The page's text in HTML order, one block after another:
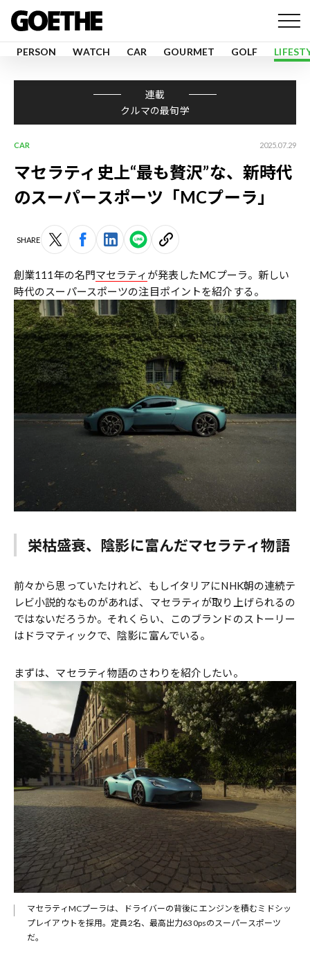
PERSON WATCH CAR GOURMET GOLF
連載
クルマの最旬学
CAR 2025.07.29
マセラティ史上“最も贅沢”な、新時代
のスーパースポーツ「MCプーラ」
SHARE
創業111年の名門マセラティ が発表したMCプーラ。新しい
時代のスーパースポーツの注目ポイントを紹介する。
栄枯盛衰、陰影に富んだマセラティ物語
前々から思っていたけれど、もしイタリアにNHK朝の連続テ
レビ小説的なものがあれば、マセラティが取り上げられるの
ではないだろうか。それくらい、このブランドのストーリー
はドラマティックで、陰影に富んでいる。
まずは、マセラティ物語のさわりを紹介したい。
マセラティMCプーラは、ドライバーの背後にエンジンを積むミドシッ
プレイアウトを採用。定員2名、最高出力630psのスーパースポーツ
だ。